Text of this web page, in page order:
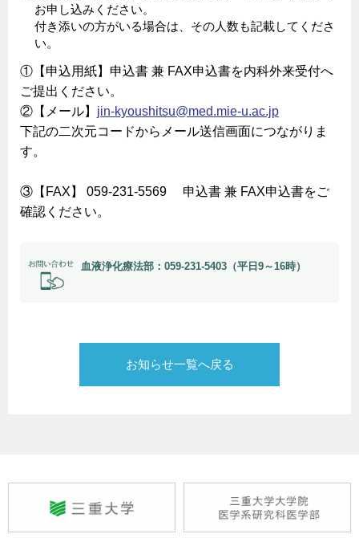
お申し込みください。
付き添いの方がいる場合は、その人数も記載してくださ
い。
①【申込用紙】申込書 兼 FAX申込書を内科外来受付へ
ご提出ください。
②【メール】 jin-kyoushitsu@med.mie-u.ac.jp
下記の二次元コードからメール送信画面につながりま
す。
③【FAX】 059-231-5569 申込書 兼 FAX申込書をご
確認ください。
血液浄化療法部：059-231-5403（平日9～16時）
お知らせ一覧へ戻る